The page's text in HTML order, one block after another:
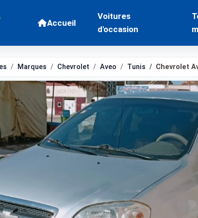
Accueil
Voitures
d'occasion
Marques Chevrolet Aveo Tunis Chevrolet